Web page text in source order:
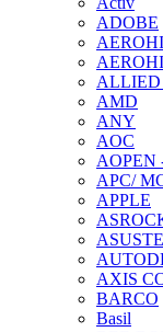
ADOBE
ALLIED
AMD
ANY
AOC
AOPEN
APC/
APPLE
AXIS
BARCO
Basil